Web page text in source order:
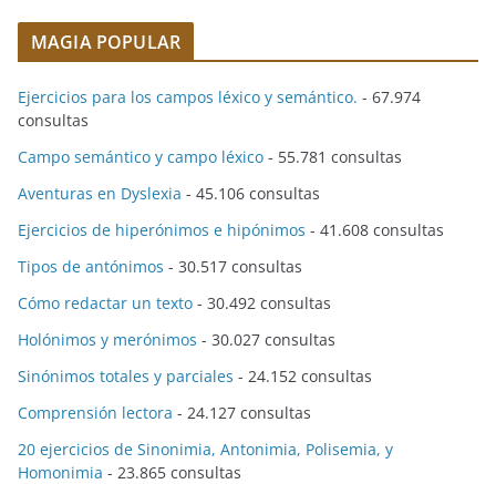
MAGIA POPULAR
Ejercicios para los campos léxico y semántico. - 67.974
consultas
Campo semántico y campo léxico - 55.781 consultas
Aventuras en Dyslexia - 45.106 consultas
Ejercicios de hiperónimos e hipónimos - 41.608 consultas
Tipos de antónimos - 30.517 consultas
Cómo redactar un texto - 30.492 consultas
Holónimos y merónimos - 30.027 consultas
Sinónimos totales y parciales - 24.152 consultas
Comprensión lectora - 24.127 consultas
20 ejercicios de Sinonimia, Antonimia, Polisemia, y
Homonimia - 23.865 consultas